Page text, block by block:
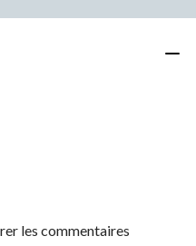
les commentaires